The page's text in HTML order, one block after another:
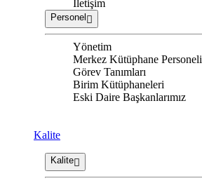
İletişim
Personel
Yönetim
Merkez Kütüphane Personeli
Görev Tanımları
Birim Kütüphaneleri
Eski Daire Başkanlarımız
Kalite
Kalite